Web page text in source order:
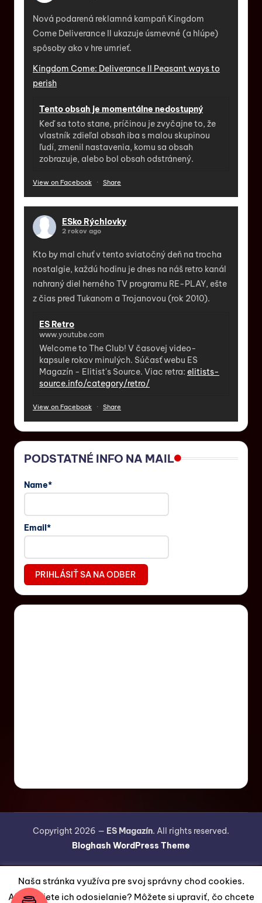
Nová podarená reklamná kampaň Kingdom
Come Deliverance II ukazuje úsmevné (a hlúpe)
spôsoby ako v hre umrieť.
Kingdom Come: Deliverance II Peasant ways to
perish
Tento obsah je momentálne nedostupný
Keď sa toto stane, príčinou je zvyčajne to, že
vlastník zdieľal obsah iba s malou skupinou
ľudí, zmenil nastavenia, komu sa obsah
zobrazuje, alebo bol obsah odstránený.
View on Facebook · Share
ESko Rýchlovky
2 rokov ago
Kto by mal chuť v tento sviatočný deň na trocha
nostalgie, každú hodinu je dnes na náš retro kanál
nahraný diel herného TV programu RE-PLAY, ešte
z čias pred Tukanom a Trojanovou (rok 2010).
ES Retro
www.youtube.com
Welcome to The Club! V časovej video-
kapsule rokov minulých. Súčasť webu ES
Magazín - Elitist's Source. Viac retra: elitists-
source.info/category/retro/
View on Facebook · Share
PODSTATNÉ INFO NA MAIL
Name*
Email*
Copyright 2026 — ES Magazín. All rights reserved.
Bloghash WordPress Theme
Naša stránka využíva pre svoj správny chod cookies.
Akceptujete ich odosielanie? Môžete si upraviť, čo chcete